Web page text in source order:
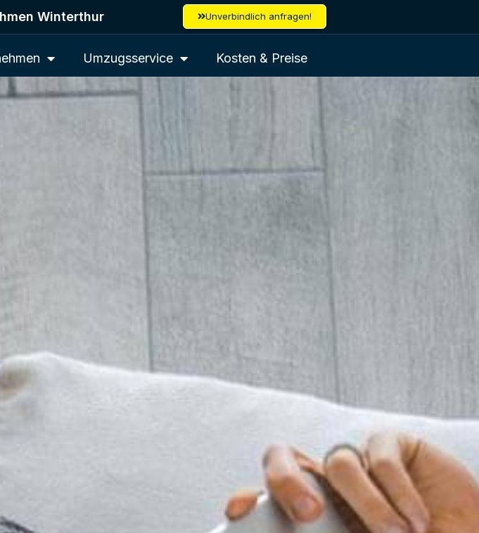
Winterthur Unverbindlich anfragen!
Umzugsservice Kosten & Preise